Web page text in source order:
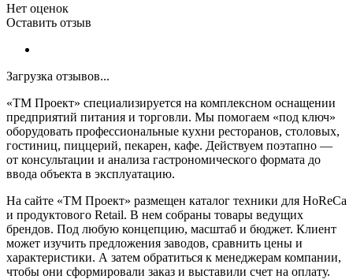
Нет оценок
Оставить отзыв
Загрузка отзывов...
«ТМ Проект» специализируется на комплексном оснащении
предприятий питания и торговли. Мы помогаем «под ключ»
оборудовать профессиональные кухни ресторанов, столовых,
гостиниц, пиццерий, пекарен, кафе. Действуем поэтапно —
от консультации и анализа гастрономического формата до
ввода объекта в эксплуатацию.
На сайте «ТМ Проект» размещен каталог техники для HoReCa
и продуктового Retail. В нем собраны товары ведущих
брендов. Под любую концепцию, масштаб и бюджет. Клиент
может изучить предложения заводов, сравнить цены и
характеристики. А затем обратиться к менеджерам компании,
чтобы они сформировали заказ и выставили счет на оплату.